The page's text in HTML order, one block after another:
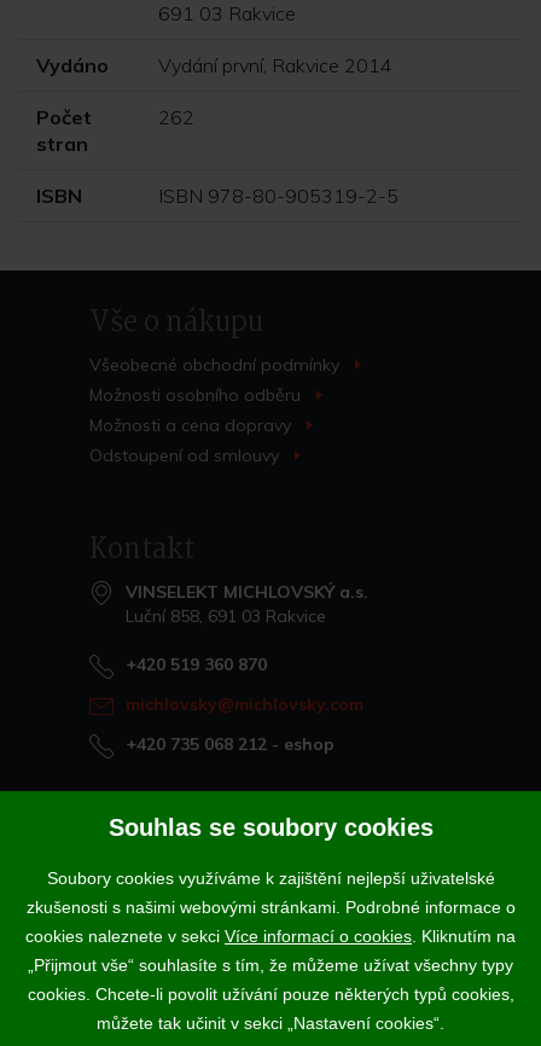
691 03 Rakvice
Vydáno Vydání první, Rakvice 2014
Počet
stran
262
ISBN ISBN 978-80-905319-2-5
Vše o nákupu
Všeobecné obchodní podmínky
Možnosti osobního odběru
Možnosti a cena dopravy
Odstoupení od smlouvy
Kontakt
VINSELEKT MICHLOVSKÝ a.s.
Luční 858, 691 03 Rakvice
+420 519 360 870
michlovsky@michlovsky.com
+420 735 068 212 - eshop
Naše vína offline
Vinotéka Rakvice
>
Vinotéky a degustační centra
>
Podle zákona o evidenci tržeb je prodávající povinen vystavit
kupujícímu účtenku. Zároveň je povinen zaevidovat přijatou tržbu u
správce daně online; v případě technického výpadku pak nejpozději do
Souhlas se soubory cookies
Soubory cookies využíváme k zajištění nejlepší uživatelské
zkušenosti s našimi webovými stránkami. Podrobné informace o
cookies naleznete v sekci Více informací o cookies . Kliknutím na
„Přijmout vše“ souhlasíte s tím, že můžeme užívat všechny typy
cookies. Chcete-li povolit užívání pouze některých typů cookies,
můžete tak učinit v sekci „Nastavení cookies“.